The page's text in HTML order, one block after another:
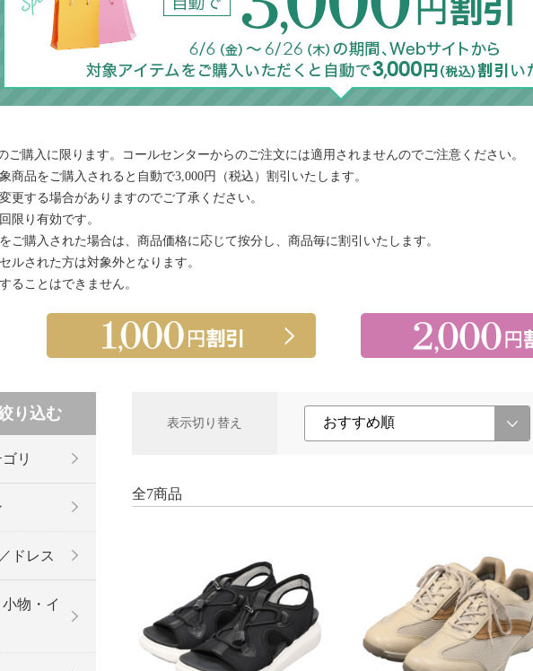
ご購入に限ります。コールセンターからのご注文には適用されませんのでご注意ください。
商品をご購入されると自動で3,000円（税込）割引いたします。
更する場合がありますのでご了承ください。
限り有効です。
ご購入された場合は、商品価格に応じて按分し、商品毎に割引いたします。
ルされた方は対象外となります。
ることはできません。
表示切り替え
全7商品
り込む
リ
ドレス
物・イ